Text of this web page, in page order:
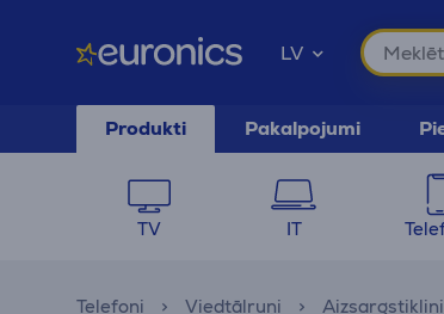
LV
Produkti Pakalpojumi
TV IT
Telefoni Viedtālruņi Aizsargstikliņi